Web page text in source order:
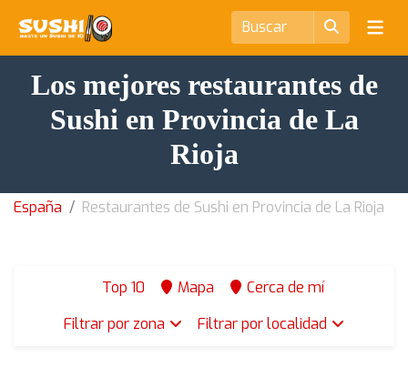
Los mejores restaurantes de
Sushi en Provincia de La
Rioja
España Restaurantes de Sushi en Provincia de La Rioja
Top 10 Mapa
Cerca de mí
Filtrar por zona
Filtrar por localidad